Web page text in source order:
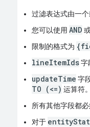
过滤表达式由一个
您可以使用 AND
限制的格式为
lineItemIds字
updateTime 字
TO (<=) 运算符。
所有其他字段都
对于